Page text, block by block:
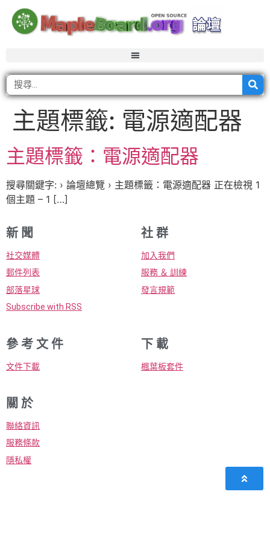
主題標籤: 電源適配器
主題標籤：電源適配器
搜尋關鍵字: › 論壇總覽 › 主題標籤：電源適配器 正在檢視 1
個主題 – 1 […]
新 聞
社交媒體
郵件列表
部落星球
Subscribe with RSS
社 群
加入我們
服務 ＆ 訓練
發言規範
參 考 文 件
文件下載
下 載
楓葉板套件
關 於
聯絡資訊
服務條款
隱私權